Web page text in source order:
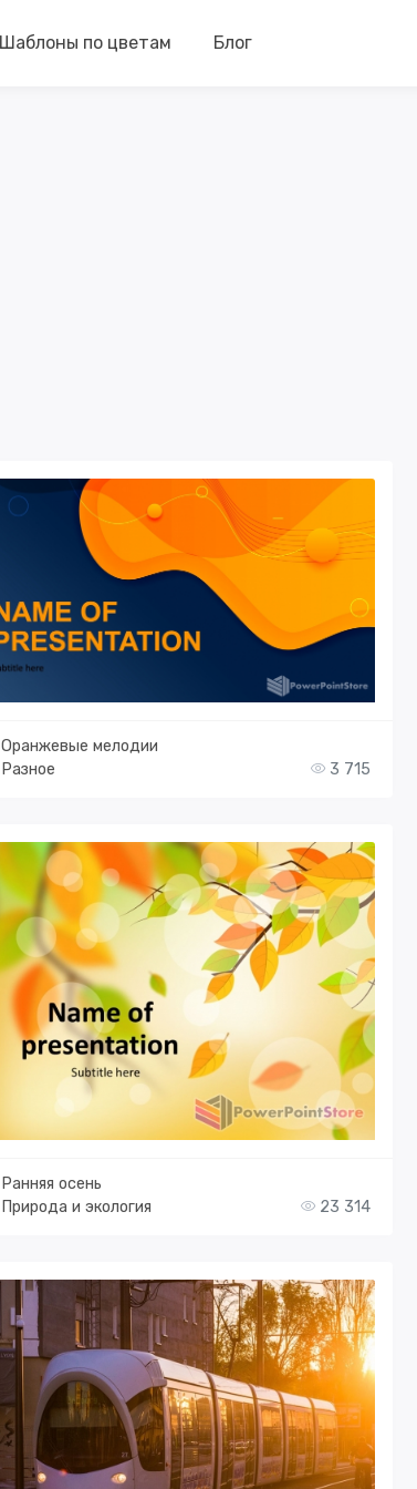
Шаблоны по цветам Блог
Оранжевые мелодии
Разное
3 715
Ранняя осень
Природа и экология
23 314